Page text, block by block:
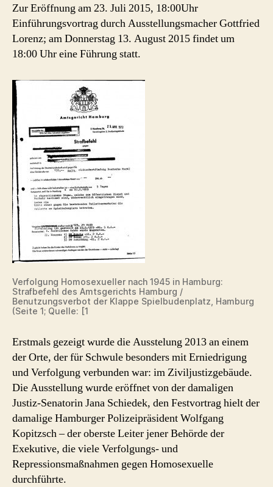
Zur Eröffnung am 23. Juli 2015, 18:00Uhr
Einführungsvortrag durch Ausstellungsmacher Gottfried
Lorenz; am Donnerstag 13. August 2015 findet um
18:00 Uhr eine Führung statt.
Verfolgung Homosexueller nach 1945 in Hamburg:
Strafbefehl des Amtsgerichts Hamburg /
Benutzungsverbot der Klappe Spielbudenplatz, Hamburg
(Seite 1; Quelle: [1
Erstmals gezeigt wurde die Ausstelung 2013 an einem
der Orte, der für Schwule besonders mit Erniedrigung
und Verfolgung verbunden war: im Ziviljustizgebäude.
Die Ausstellung wurde eröffnet von der damaligen
Justiz-Senatorin Jana Schiedek, den Festvortrag hielt der
damalige Hamburger Polizeipräsident Wolfgang
Kopitzsch – der oberste Leiter jener Behörde der
Exekutive, die viele Verfolgungs- und
Repressionsmaßnahmen gegen Homosexuelle
durchführte.